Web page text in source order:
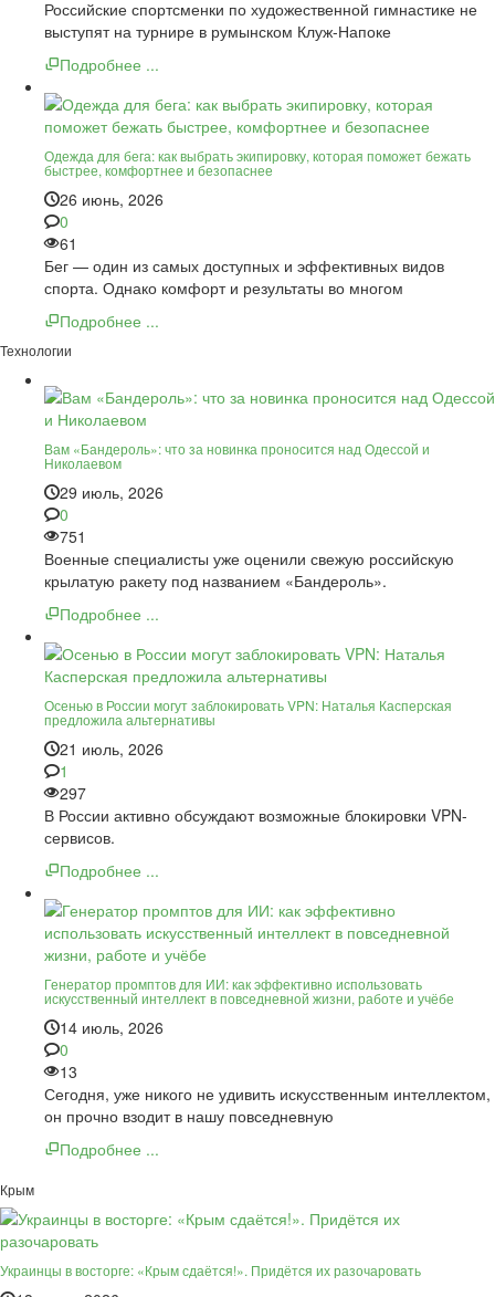
Российские спортсменки по художественной гимнастике не
выступят на турнире в румынском Клуж-Напоке
Подробнее ...
Одежда для бега: как выбрать экипировку, которая поможет бежать
быстрее, комфортнее и безопаснее
26 июнь, 2026
0
61
Бег — один из самых доступных и эффективных видов
спорта. Однако комфорт и результаты во многом
Подробнее ...
Технологии
Вам «Бандероль»: что за новинка проносится над Одессой и
Николаевом
29 июль, 2026
0
751
Военные специалисты уже оценили свежую российскую
крылатую ракету под названием «Бандероль».
Подробнее ...
Осенью в России могут заблокировать VPN: Наталья Касперская
предложила альтернативы
21 июль, 2026
1
297
В России активно обсуждают возможные блокировки VPN-
сервисов.
Подробнее ...
Генератор промптов для ИИ: как эффективно использовать
искусственный интеллект в повседневной жизни, работе и учёбе
14 июль, 2026
0
13
Сегодня, уже никого не удивить искусственным интеллектом,
он прочно взодит в нашу повседневную
Подробнее ...
Крым
Украинцы в восторге: «Крым сдаётся!». Придётся их разочаровать